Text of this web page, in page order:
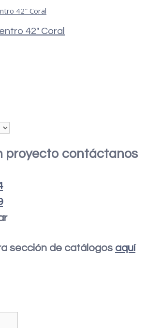
42″ Coral
proyecto contáctanos
sección de catálogos aquí